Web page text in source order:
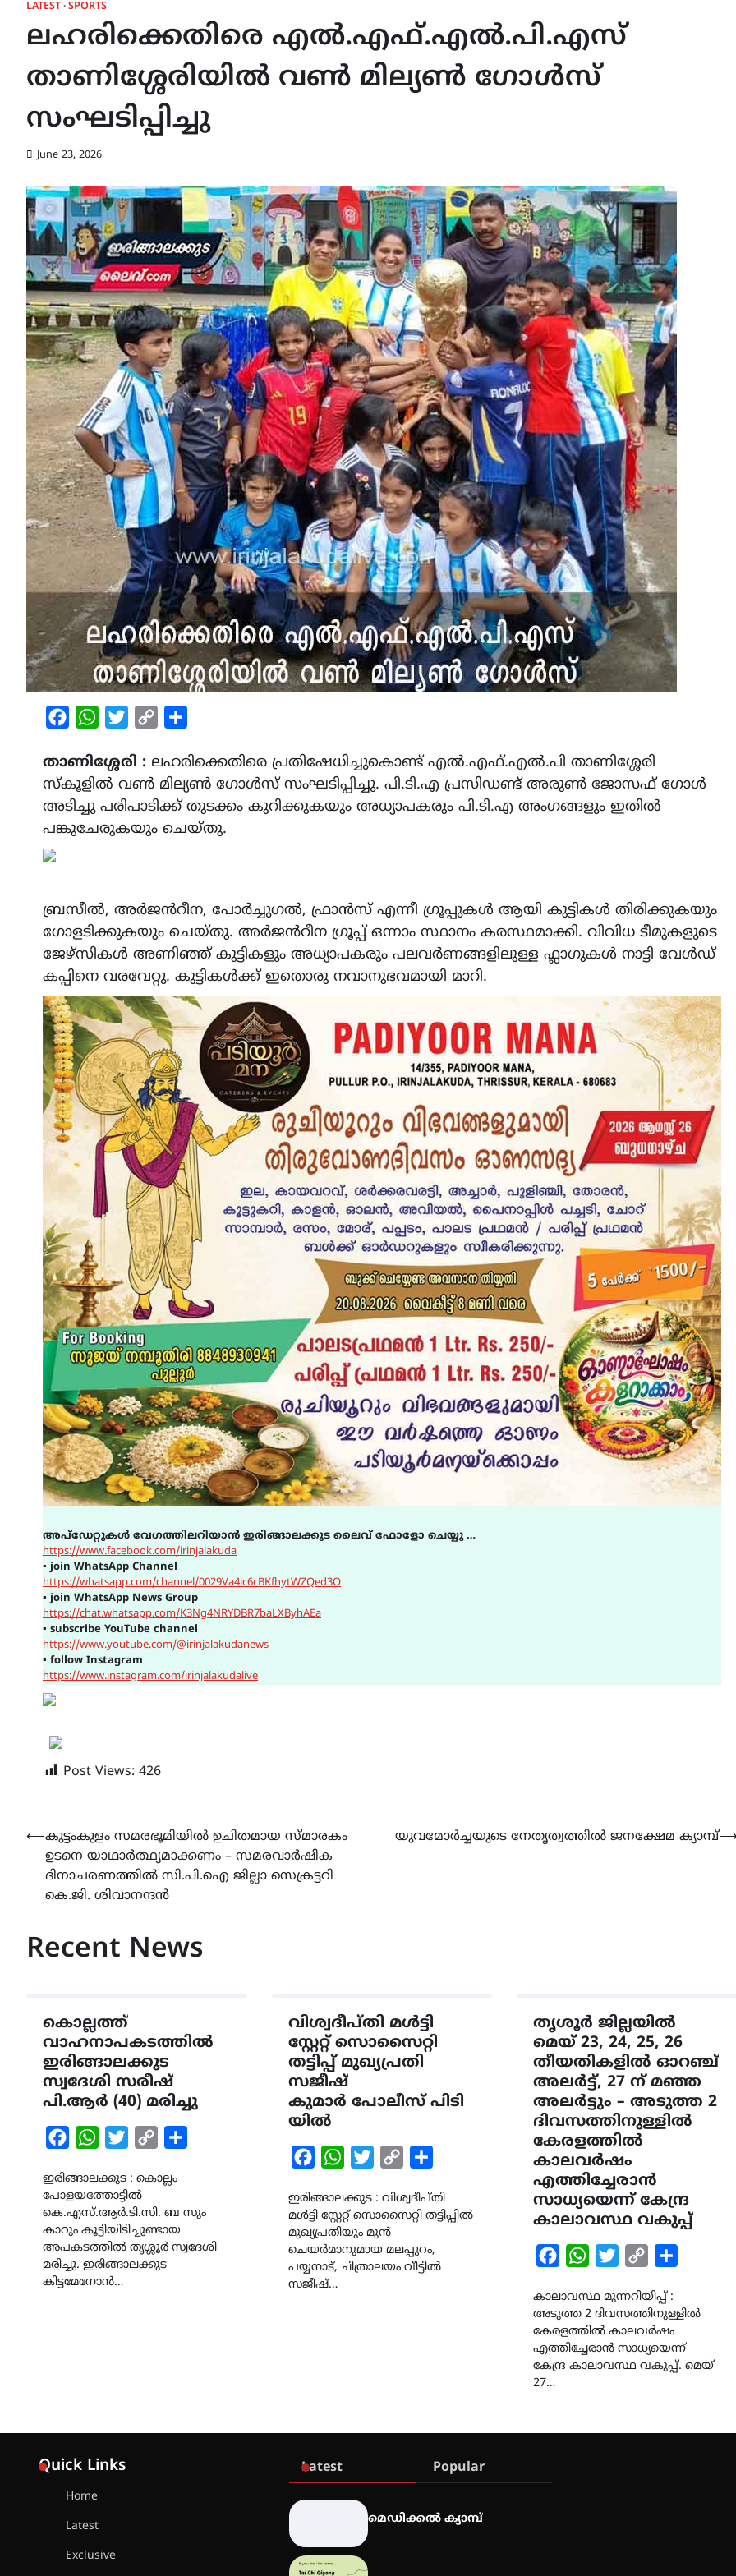
LATEST SPORTS
ലഹരിക്കെതിരെ എൽ.എഫ്.എൽ.പി.എസ്
താണിശ്ശേരിയിൽ വൺ മില്യൺ ഗോൾസ്
സംഘടിപ്പിച്ചു
June 23, 2026
FacebookWhatsAppTwitterCopy
താണിശ്ശേരി : ലഹരിക്കെതിരെ പ്രതിഷേധിച്ചുകൊണ്ട് എൽ.എഫ്.എൽ.പി താണിശ്ശേരി
സ്കൂളിൽ വൺ മില്യൺ ഗോൾസ് സംഘടിപ്പിച്ചു. പി.ടി.എ പ്രസിഡണ്ട് അരുൺ ജോസഫ് ഗോൾ
അടിച്ചു പരിപാടിക്ക് തുടക്കം കുറിക്കുകയും അധ്യാപകരും പി.ടി.എ അംഗങ്ങളും ഇതിൽ
പങ്കുചേരുകയും ചെയ്തു.
ബ്രസീൽ, അർജൻറീന, പോർച്ചുഗൽ, ഫ്രാൻസ് എന്നീ ഗ്രൂപ്പുകൾ ആയി കുട്ടികൾ തിരിക്കുകയും
ഗോളടിക്കുകയും ചെയ്തു. അർജൻറീന ഗ്രൂപ്പ് ഒന്നാം സ്ഥാനം കരസ്ഥമാക്കി. വിവിധ ടീമുകളുടെ
ജേഴ്സികൾ അണിഞ്ഞ് കുട്ടികളും അധ്യാപകരും പലവർണങ്ങളിലുള്ള ഫ്ലാഗുകൾ നാട്ടി വേൾഡ്
കപ്പിനെ വരവേറ്റു. കുട്ടികൾക്ക് ഇതൊരു നവാനുഭവമായി മാറി.
അപ്ഡേറ്റുകൾ വേഗത്തിലറിയാൻ ഇരിങ്ങാലക്കുട ലൈവ് ഫോളോ ചെയ്യൂ …
https://www.facebook.com/irinjalakuda
▪ join WhatsApp Channel
https://whatsapp.com/channel/0029Va4ic6cBKfhytWZQed3O
▪ join WhatsApp News Group
https://chat.whatsapp.com/K3Ng4NRYDBR7baLXByhAEa
▪ subscribe YouTube channel
https://www.youtube.com/@irinjalakudanews
▪ follow Instagram
https://www.instagram.com/irinjalakudalive
Post Views: 426
Post
navigation
⟵കുട്ടംകുളം സമരഭൂമിയിൽ ഉചിതമായ സ്മാരകം
ഉടനെ യാഥാർത്ഥ്യമാക്കണം – സമരവാർഷിക
ദിനാചരണത്തിൽ സി.പി.ഐ ജില്ലാ സെക്രട്ടറി
കെ.ജി. ശിവാനന്ദൻ
യുവമോർച്ചയുടെ നേതൃത്വത്തിൽ ജനക്ഷേമ ക്യാമ്പ്
Recent News
കൊല്ലത്ത്
വാഹനാപകടത്തിൽ
ഇരിങ്ങാലക്കുട
സ്വദേശി സരീഷ്
പി.ആർ (40) മരിച്ചു
FacebookWhatsAppTwitterCopy
ഇരിങ്ങാലക്കുട : കൊല്ലം
പോളയത്തോട്ടിൽ
കെ.എസ്.ആർ.ടി.സി. ബ സും
കാറും കൂട്ടിയിടിച്ചുണ്ടായ
അപകടത്തിൽ തൃശ്ശൂർ സ്വദേശി
മരിച്ചു. ഇരിങ്ങാലക്കുട
കിട്ടമേനോൻ…
വിശ്വദീപ്തി മൾട്ടി
സ്റ്റേറ്റ് സൊസൈറ്റി
തട്ടിപ്പ് മുഖ്യപ്രതി
സജീഷ്
കുമാർ പോലീസ് പിടി
യിൽ
FacebookWhatsAppTwitterCopy
ഇരിങ്ങാലക്കുട : വിശ്വദീപ്തി
മൾട്ടി സ്റ്റേറ്റ് സൊസൈറ്റി തട്ടിപ്പിൽ
മുഖ്യപ്രതിയും മുൻ
ചെയർമാനുമായ മലപ്പുറം,
പയ്യനാട്, ചിത്രാലയം വീട്ടിൽ
സജീഷ്…
തൃശൂർ ജില്ലയിൽ
മെയ് 23, 24, 25, 26
തീയതികളിൽ ഓറഞ്ച്
അലർട്ട്, 27 ന് മഞ്ഞ
അലർട്ടും – അടുത്ത 2
ദിവസത്തിനുള്ളിൽ
കേരളത്തിൽ
കാലവർഷം
എത്തിച്ചേരാൻ
സാധ്യയെന്ന് കേന്ദ്ര
കാലാവസ്ഥ വകുപ്പ്
FacebookWhatsAppTwitterCopy
കാലാവസ്ഥ മുന്നറിയിപ്പ് :
അടുത്ത 2 ദിവസത്തിനുള്ളിൽ
കേരളത്തിൽ കാലവർഷം
എത്തിച്ചേരാൻ സാധ്യയെന്ന്
കേന്ദ്ര കാലാവസ്ഥ വകുപ്പ്. മെയ്
27…
LATEST LITERATURE
സർഗ്ഗസാഹിതി-
കവിതാസംഗമം 2026 കവിതാ
ചർച്ച കാട്ടൂർ, ടി. കെ. ബാലൻ
ഹാളിൽ 16ന്
August 6, 2026
Quick Links
Home
Latest
Exclusive
Latest Popular
മെഡിക്കൽ ക്യാമ്പ്